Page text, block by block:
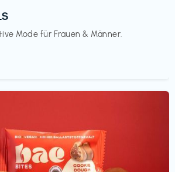
Mode für Frauen & Männer.